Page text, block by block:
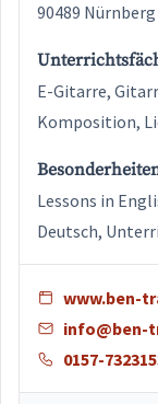
90489 Nürnberg
E-Gitarre,
Komposition,
Lessons in
Deutsch,
www.ben-
info@ben-
0157-